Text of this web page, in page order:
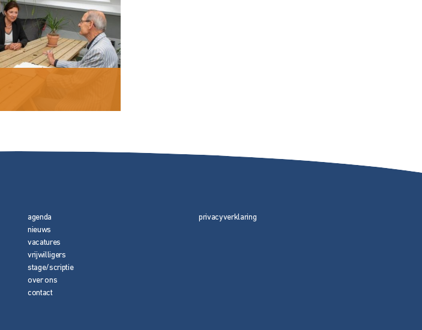
agenda
nieuws
vacatures
vrijwilligers
stage/scriptie
over ons
contact
privacyverklaring